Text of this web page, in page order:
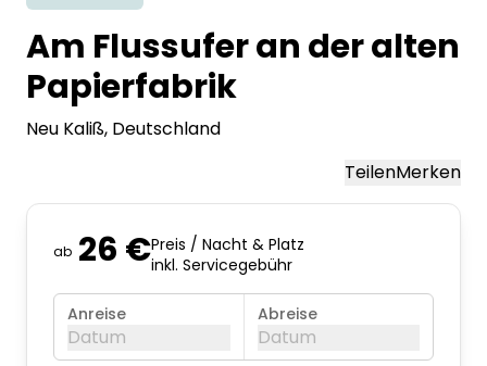
Am Flussufer an der alten
Papierfabrik
Neu Kaliß, Deutschland
TeilenMerken
ab 26 €Preis / Nacht & Platz
inkl. Servicegebühr
Anreise
Datum
Abreise
Datum